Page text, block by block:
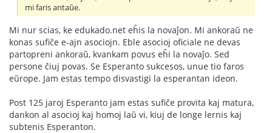
mi faris antaŭe.
Mi nur scias, ke edukado.net eĥis la novaĵon. Mi ankoraŭ ne
konas sufiĉe e-ajn asociojn. Eble asocioj oficiale ne devas
partopreni ankoraŭ, kvankam povus eĥi la novaĵo. Sed
persone ĉiuj povas. Se Esperanto sukcesos, unue tio faros
eŭrope. Jam estas tempo disvastigi la esperantan ideon.
Post 125 jaroj Esperanto jam estas sufiĉe provita kaj matura,
dankon al asocioj kaj homoj laŭ vi, kiuj de longe lernis kaj
subtenis Esperanton.